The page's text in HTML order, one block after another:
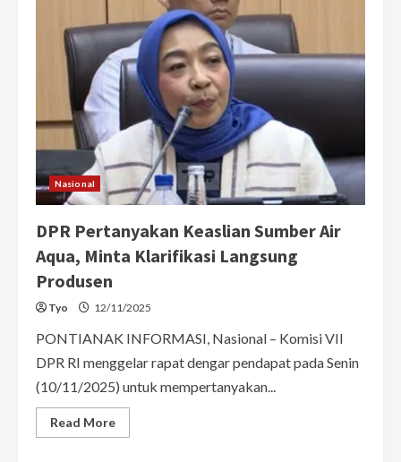
Serahkan
Hasil
Koordinasi
untuk
Dieksekusi
Pemerintah
Nasional
DPR Pertanyakan Keaslian Sumber Air
Aqua, Minta Klarifikasi Langsung
Produsen
Tyo 12/11/2025
PONTIANAK INFORMASI, Nasional – Komisi VII
DPR RI menggelar rapat dengar pendapat pada Senin
(10/11/2025) untuk mempertanyakan...
Read MoreRead
more